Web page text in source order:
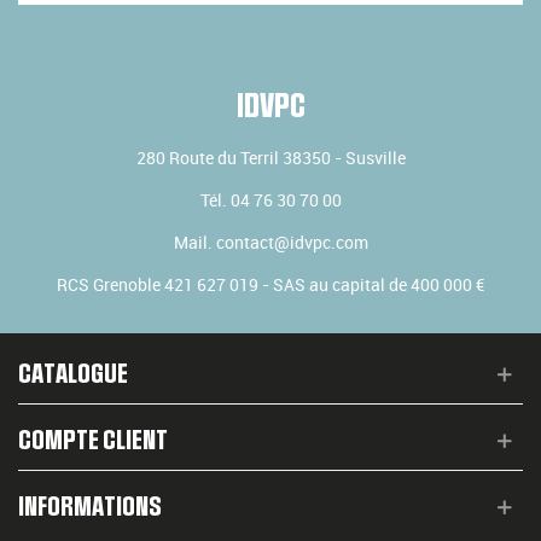
IDVPC
280 Route du Terril 38350 - Susville
Tél. 04 76 30 70 00
Mail. contact@idvpc.com
RCS Grenoble 421 627 019 - SAS au capital de 400 000 €
CATALOGUE
COMPTE CLIENT
INFORMATIONS